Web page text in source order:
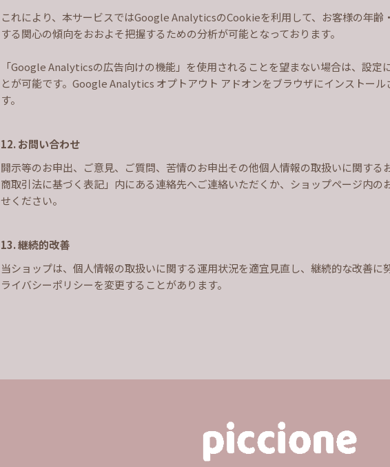
これにより、本サービスではGoogle AnalyticsのCookieを利用して、お客様の年齢
する関心の傾向をおおよそ把握するための分析が可能となっております。
「Google Analyticsの広告向けの機能」を使用されることを望まない場合は、設定
とが可能です。Google Analytics オプトアウト アドオンをブラウザにインストー
す。
12. お問い合わせ
開示等のお申出、ご意見、ご質問、苦情のお申出その他個人情報の取扱いに関する
商取引法に基づく表記」内にある連絡先へご連絡いただくか、ショップページ内の
せください。
13. 継続的改善
当ショップは、個人情報の取扱いに関する運用状況を適宜見直し、継続的な改善に
ライバシーポリシーを変更することがあります。